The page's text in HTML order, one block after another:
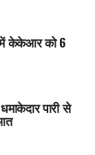
में केकेआर को 6
पारी से